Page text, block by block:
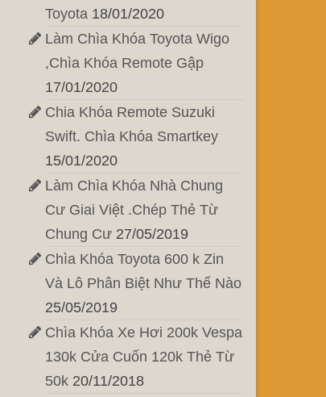
Toyota 18/01/2020
Làm Chìa Khóa Toyota Wigo
,Chìa Khóa Remote Gập
17/01/2020
Chia Khóa Remote Suzuki
Swift. Chìa Khóa Smartkey
15/01/2020
Làm Chìa Khóa Nhà Chung
Cư Giai Việt .Chép Thẻ Từ
Chung Cư 27/05/2019
Chìa Khóa Toyota 600 k Zin
Và Lô Phân Biệt Như Thế Nào
25/05/2019
Chìa Khóa Xe Hơi 200k Vespa
130k Cửa Cuốn 120k Thẻ Từ
50k 20/11/2018